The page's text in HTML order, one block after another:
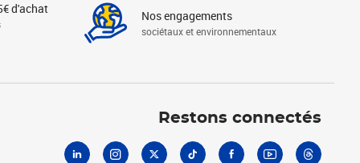
d'achat Nos engagements
sociétaux et environnementaux
Restons connectés